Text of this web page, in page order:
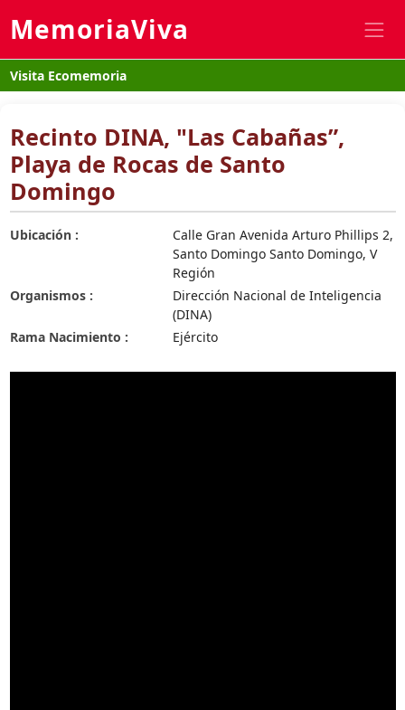
MemoriaViva
Visita Ecomemoria
Recinto DINA, "Las Cabañas”,
Playa de Rocas de Santo
Domingo
Ubicación :
Calle Gran Avenida Arturo Phillips 2,
Santo Domingo Santo Domingo, V
Región
Organismos :
Dirección Nacional de Inteligencia
(DINA)
Rama Nacimiento :
Ejército